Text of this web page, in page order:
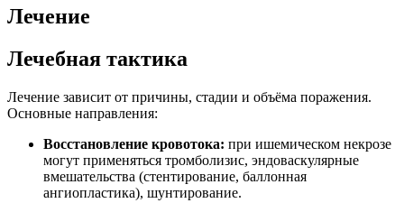
Лечение
Лечебная тактика
Лечение зависит от причины, стадии и объёма поражения.
Основные направления:
Восстановление кровотока: при ишемическом некрозе
могут применяться тромболизис, эндоваскулярные
вмешательства (стентирование, баллонная
ангиопластика), шунтирование.